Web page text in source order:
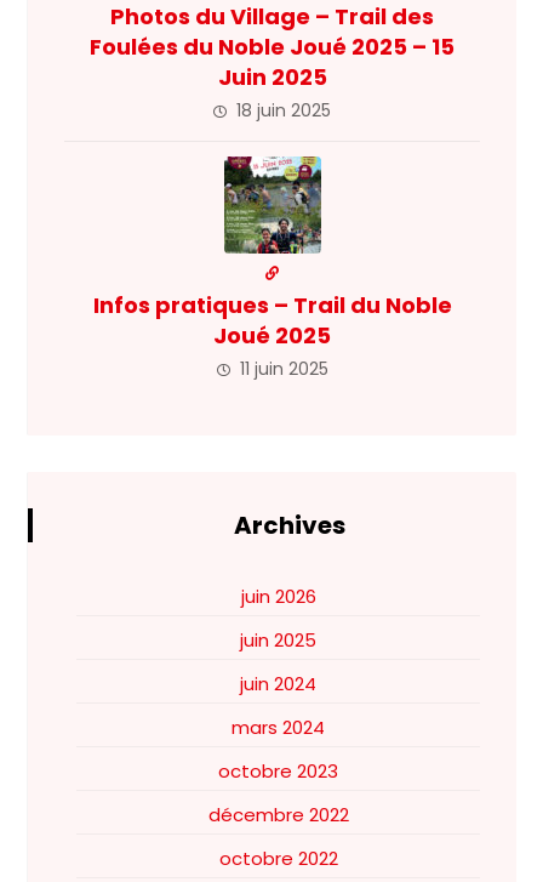
Photos du Village – Trail des
Foulées du Noble Joué 2025 – 15
Juin 2025
18 juin 2025
Infos pratiques – Trail du Noble
Joué 2025
11 juin 2025
Archives
juin 2026
juin 2025
juin 2024
mars 2024
octobre 2023
décembre 2022
octobre 2022